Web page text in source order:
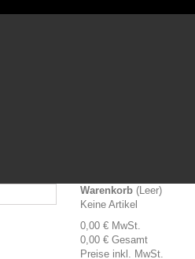
Warenkorb (Leer)
Keine Artikel
0,00 € MwSt.
0,00 € Gesamt
Preise inkl. MwSt.